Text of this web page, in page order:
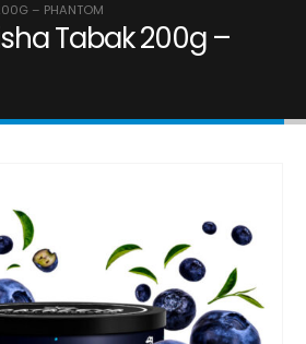
– PHANTOM
Tabak 200g –